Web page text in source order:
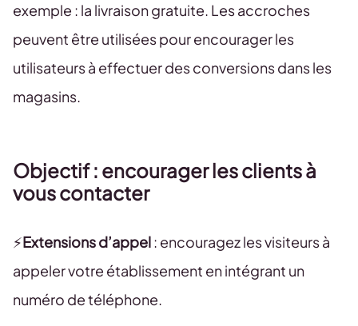
exemple : la livraison gratuite. Les accroches
peuvent être utilisées pour encourager les
utilisateurs à effectuer des conversions dans les
magasins.
Objectif : encourager les clients à
vous contacter
⚡️Extensions d’appel: encouragez les visiteurs à
appeler votre établissement en intégrant un
numéro de téléphone.